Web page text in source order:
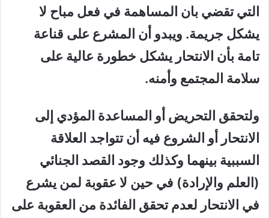
التي تقضي بان المساهمة في فعل مباح لا
يشكل جريمة. ويبدو أن المشرع على قناعة
تامة بأن الانتحار يشكل خطورة عالية على
سلامة المجتمع وأمنه.
ولتحقق التحريض أو المساعدة المؤدي إلى
الانتحار أو الشروع فيه أن تتواجد العلاقة
السببية بينهما وكذلك وجود القصد الجنائي
(العلم والإرادة) في حين لا عقوبة لمن يشرع
في الانتحار لعدم تحقق الفائدة من العقوبة على